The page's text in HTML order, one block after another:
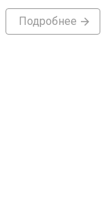
Подробнее